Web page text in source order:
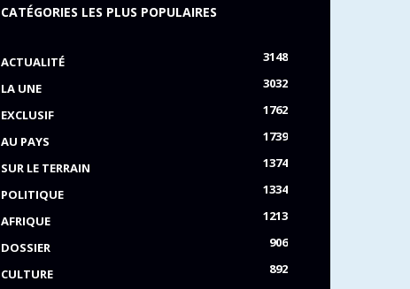
CATÉGORIES LES PLUS POPULAIRES
ACTUALITÉ
3148
LA UNE
3032
EXCLUSIF
1762
AU PAYS
1739
SUR LE TERRAIN
1374
POLITIQUE
1334
AFRIQUE
1213
DOSSIER
906
CULTURE
892